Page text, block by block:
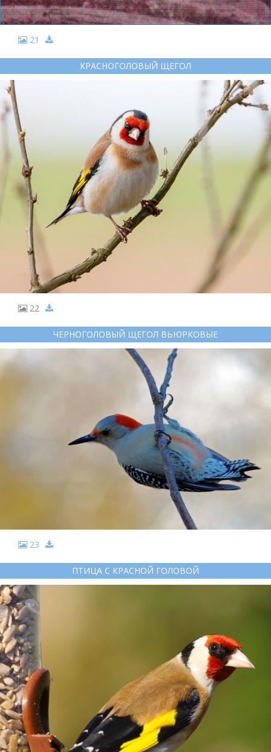
21
КРАСНОГОЛОВЫЙ ЩЕГОЛ
22
ЧЕРНОГОЛОВЫЙ ЩЕГОЛ ВЬЮРКОВЫЕ
23
ПТИЦА С КРАСНОЙ ГОЛОВОЙ